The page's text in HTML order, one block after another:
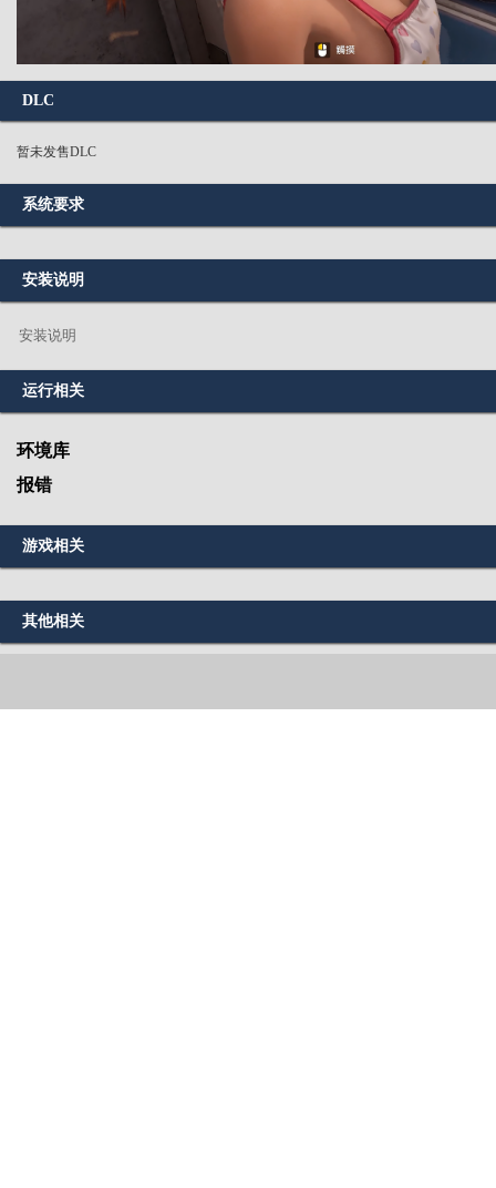
DLC
暂未发售DLC
系统要求
安装说明
安装说明
运行相关
环境库
报错
游戏相关
其他相关